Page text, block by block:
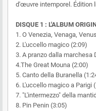
d'œuvre intemporel. Édition
DISQUE 1 : L'ALBUM
1. O Venezia, Venaga,
2. L'uccello magico (2:09)
3. A pranzo dalla marchesa
4.The Great Mouna (2:00)
5. Canto della Buranella
6. L'uccello magico a Parigi
7. "L'intermezzo" della
8. Pin Penin (3:05)